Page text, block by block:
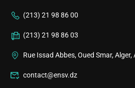
(213) 21 98 86 00
(213) 21 98 86 03
Rue Issad Abbes, Oued Smar, Alger,
contact@ensv.dz